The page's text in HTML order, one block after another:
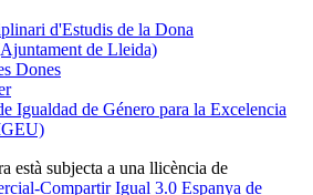
d'Estudis de la Dona
de Lleida)
Dones
Igualdad de Género para la Excelencia
està subjecta a una llicència de
Compartir Igual 3.0 Espanya de